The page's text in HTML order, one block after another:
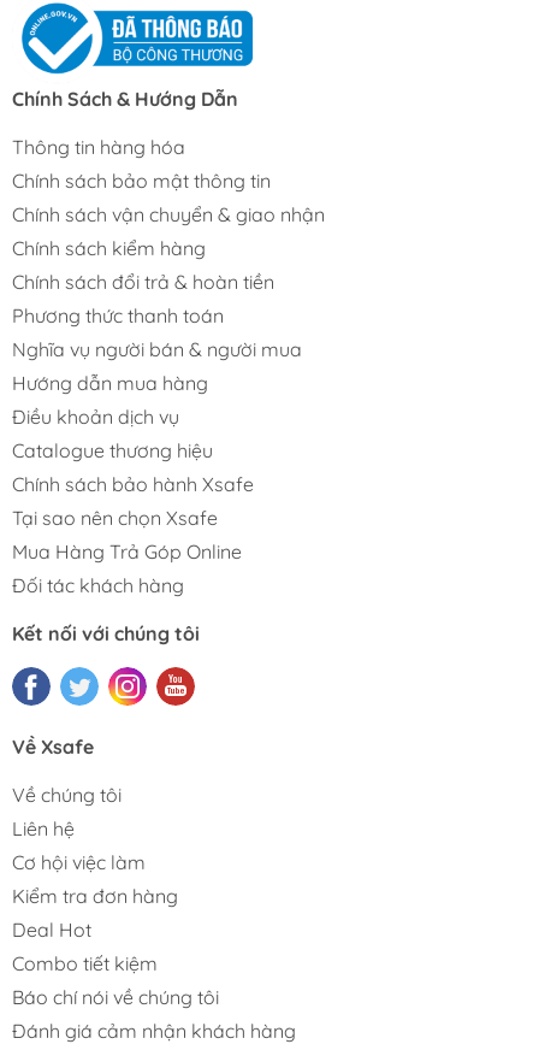
Chính Sách & Hướng Dẫn
Thông tin hàng hóa
Chính sách bảo mật thông tin
Chính sách vận chuyển & giao nhận
Chính sách kiểm hàng
Chính sách đổi trả & hoàn tiền
Phương thức thanh toán
Nghĩa vụ người bán & người mua
Hướng dẫn mua hàng
Điều khoản dịch vụ
Catalogue thương hiệu
Chính sách bảo hành Xsafe
Tại sao nên chọn Xsafe
Mua Hàng Trả Góp Online
Đối tác khách hàng
Kết nối với chúng tôi
Về Xsafe
Về chúng tôi
Liên hệ
Cơ hội việc làm
Kiểm tra đơn hàng
Deal Hot
Combo tiết kiệm
Báo chí nói về chúng tôi
Đánh giá cảm nhận khách hàng